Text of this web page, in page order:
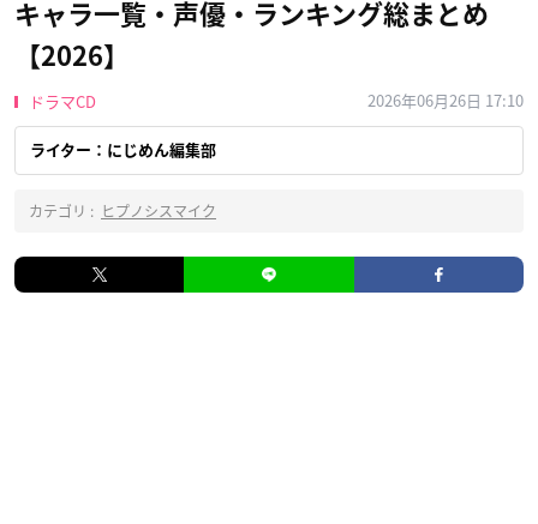
キャラ一覧・声優・ランキング総まとめ
【2026】
ドラマCD 2026年06月26日 17:10
ライター：にじめん編集部
カテゴリ : ヒプノシスマイク